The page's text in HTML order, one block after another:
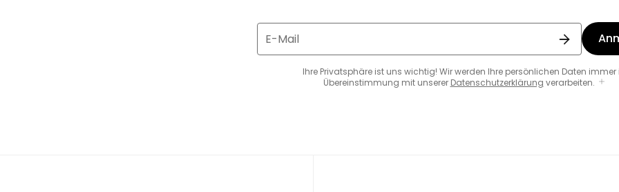
E-Mail
Ihre Privatsphäre ist uns wichtig! Wir werden Ihre persönlichen Daten immer
Übereinstimmung mit unserer Datenschutzerklärung verarbeiten.